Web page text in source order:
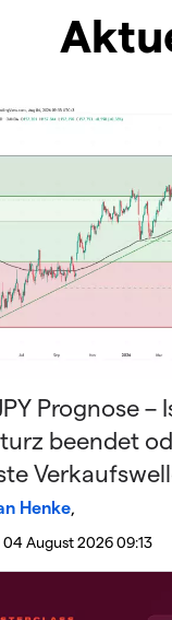
Prognose –
beendet
Henke
04 August 2026 09:13